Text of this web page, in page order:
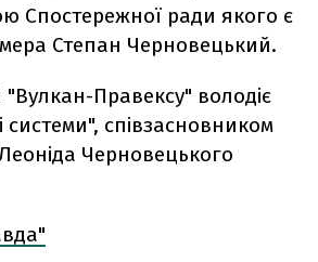
Спостережної ради якого є
Степан Черновецький.
Правексу" володіє
системи", співзасновником
Черновецького